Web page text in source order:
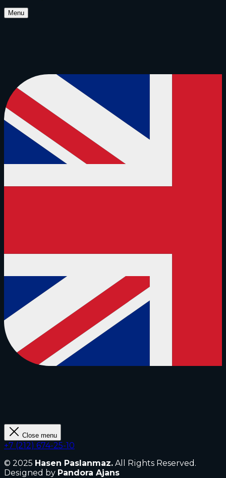
Menu
Close menu
+7 (212) 674-25-10
© 2025 Hasen Paslanmaz. All Rights Reserved.
Designed by Pandora Ajans